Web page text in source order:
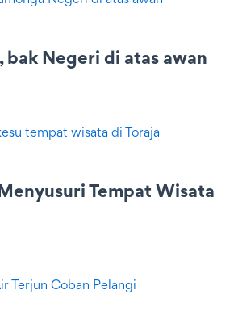
bak Negeri di atas awan
Tempat Wisata